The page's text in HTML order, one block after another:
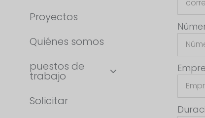
Proyectos
Quiénes somos
puestos de
trabajo
Solicitar